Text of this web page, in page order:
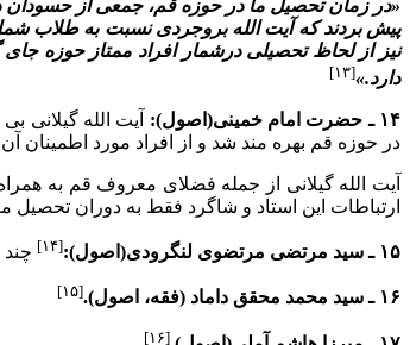
«در زمان تحصیل ما در حوزه قم، جمعى از حسودان
پیش بردند که آیت الله بروجردى نسبت به طلاب
نیز از لحاظ تحصیلى درشمار افراد ممتاز حوزه
دارد.»[۱۳]
۱۴ ـ حضرت امام خمینى(اصول):
در حوزه قم بهره مند شد و از افراد مورد
آیت الله گیلانى از جمله فضلاى معروف قم به
ارتباطات این استاد و شاگرد فقط به دوران
۱۵ ـ سید مرتضى مرتضوى لنگرودى(اصول): [۱۴]
۱۶ ـ سید محمد محقق داماد (فقه، اصول). [۱۵]
[۱۶]